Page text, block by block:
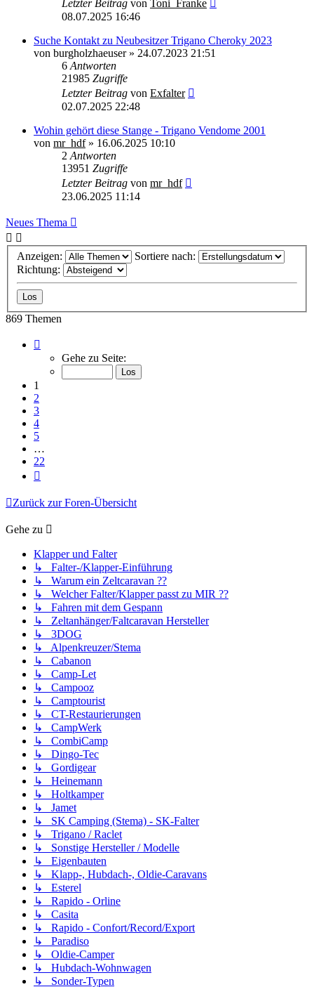
Letzter Beitrag von Toni_Franke
08.07.2025 16:46
Suche Kontakt zu Neubesitzer Trigano Cheroky 2023
von burgholzhaeuser» 24.07.2023 21:51
6 Antworten
21985 Zugriffe
Letzter Beitrag von Exfalter
02.07.2025 22:48
Wohin gehört diese Stange - Trigano Vendome 2001
von mr_hdf» 16.06.2025 10:10
2 Antworten
13951 Zugriffe
Letzter Beitrag von mr_hdf
23.06.2025 11:14
Neues Thema
Anzeigen:
Sortiere nach:
Richtung:
869 Themen
von
Gehe zu Seite:
1
2
3
4
5
…
22
Zurück zur Foren-Übersicht
Gehe zu
Klapper und Falter
↳ Falter-/Klapper-Einführung
↳ Warum ein Zeltcaravan ??
↳ Welcher Falter/Klapper passt zu MIR ??
↳ Fahren mit dem Gespann
↳ Zeltanhänger/Faltcaravan Hersteller
↳ 3DOG
↳ Alpenkreuzer/Stema
↳ Cabanon
↳ Camp-Let
↳ Campooz
↳ Camptourist
↳ CT-Restaurierungen
↳ CampWerk
↳ CombiCamp
↳ Dingo-Tec
↳ Gordigear
↳ Heinemann
↳ Holtkamper
↳ Jamet
↳ SK Camping (Stema) - SK-Falter
↳ Trigano / Raclet
↳ Sonstige Hersteller / Modelle
↳ Eigenbauten
↳ Klapp-, Hubdach-, Oldie-Caravans
↳ Esterel
↳ Rapido - Orline
↳ Casita
↳ Rapido - Confort/Record/Export
↳ Paradiso
↳ Oldie-Camper
↳ Hubdach-Wohnwagen
↳ Sonder-Typen